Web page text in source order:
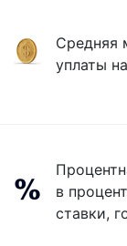
Средняя
уплаты
в
ставки,